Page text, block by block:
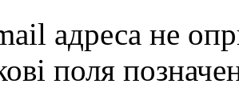
адреса не
поля